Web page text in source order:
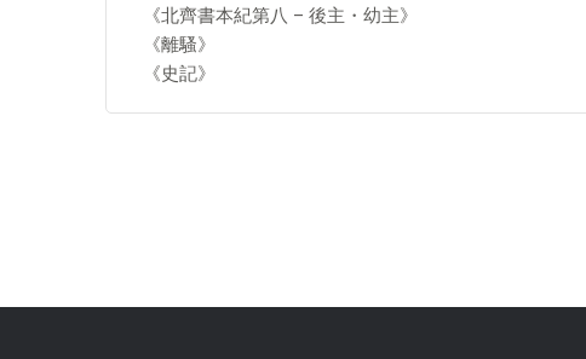
《北齊書本紀第八 – 後主・幼主》
《離騷》
《史記》